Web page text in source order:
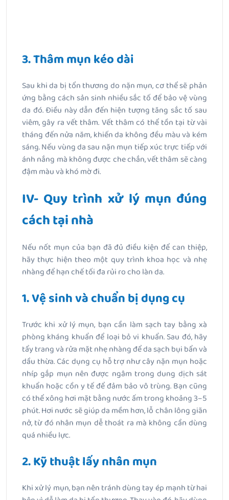
3. Thâm mụn kéo dài
Sau khi da bị tổn thương do nặn mụn, cơ thể sẽ phản
ứng bằng cách sản sinh nhiều sắc tố để bảo vệ vùng
da đó. Điều này dẫn đến hiện tượng tăng sắc tố sau
viêm, gây ra vết thâm. Vết thâm có thể tồn tại từ vài
tháng đến nửa năm, khiến da không đều màu và kém
sáng. Nếu vùng da sau nặn mụn tiếp xúc trực tiếp với
ánh nắng mà không được che chắn, vết thâm sẽ càng
đậm màu và khó mờ đi.
IV- Quy trình xử lý mụn đúng
cách tại nhà
Nếu nốt mụn của bạn đã đủ điều kiện để can thiệp,
hãy thực hiện theo một quy trình khoa học và nhẹ
nhàng để hạn chế tối đa rủi ro cho làn da.
1. Vệ sinh và chuẩn bị dụng cụ
Trước khi xử lý mụn, bạn cần làm sạch tay bằng xà
phòng kháng khuẩn để loại bỏ vi khuẩn. Sau đó, hãy
tẩy trang và rửa mặt nhẹ nhàng để da sạch bụi bẩn và
dầu thừa. Các dụng cụ hỗ trợ như cây nặn mụn hoặc
nhíp gắp mụn nên được ngâm trong dung dịch sát
khuẩn hoặc cồn y tế để đảm bảo vô trùng. Bạn cũng
có thể xông hơi mặt bằng nước ấm trong khoảng 3–5
phút. Hơi nước sẽ giúp da mềm hơn, lỗ chân lông giãn
nở, từ đó nhân mụn dễ thoát ra mà không cần dùng
quá nhiều lực.
2. Kỹ thuật lấy nhân mụn
Khi xử lý mụn, bạn nên tránh dùng tay ép mạnh từ hai